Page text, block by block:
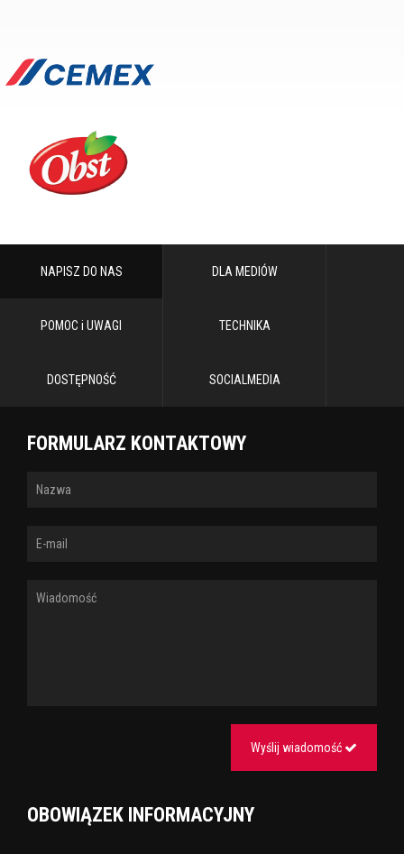
NAPISZ DO NAS DLA MEDIÓW
POMOC i UWAGI TECHNIKA
DOSTĘPNOŚĆ SOCIALMEDIA
FORMULARZ KONTAKTOWY
Wyślij wiadomość
OBOWIĄZEK INFORMACYJNY